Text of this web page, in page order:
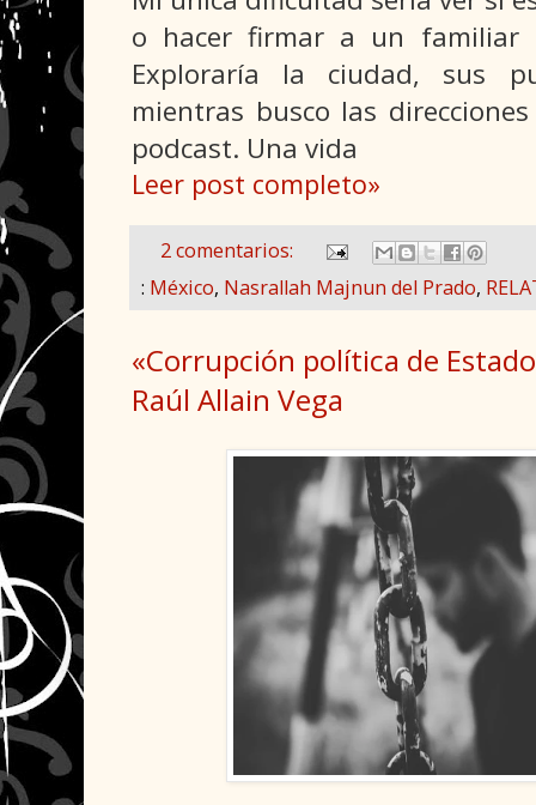
o hacer firmar a un familiar
Exploraría la ciudad, sus
mientras busco las
podcast. Una vida
Leer post completo»
2 comentarios:
: México, Nasrallah Majnun del Prado,
«Corrupción política de
Raúl Allain Vega